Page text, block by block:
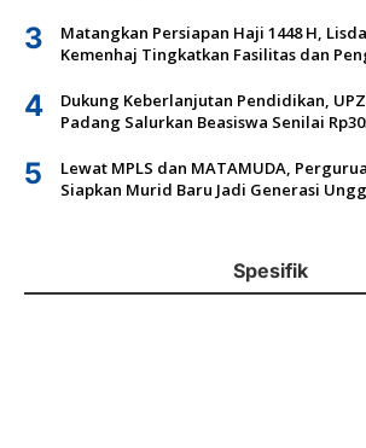
3
Matangkan Persiapan Haji 1448 H,
Kemenhaj Tingkatkan Fasilitas dan
4
Dukung Keberlanjutan Pendidikan,
Padang Salurkan Beasiswa Senilai
5
Lewat MPLS dan MATAMUDA,
Siapkan Murid Baru Jadi Generasi
Spesifik